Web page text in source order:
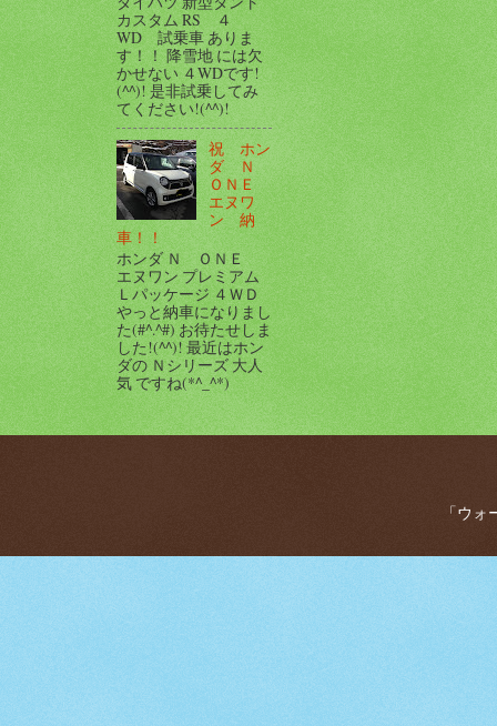
カスタム RS ４
WD 試乗車 ありま
す！！ 降雪地 には欠
かせない ４WDです!
(^^)! 是非試乗してみ
てください!(^^)!
祝 ホン
ダ Ｎ
ＯＮＥ
エヌワ
ン 納
車！！
ホンダ Ｎ ＯＮＥ
エヌワン プレミアム
Ｌパッケージ ４ＷＤ
やっと納車になりまし
た(#^.^#) お待たせしま
した!(^^)! 最近はホン
ダの Ｎシリーズ 大人
気 ですね(*^_^*)
「ウ